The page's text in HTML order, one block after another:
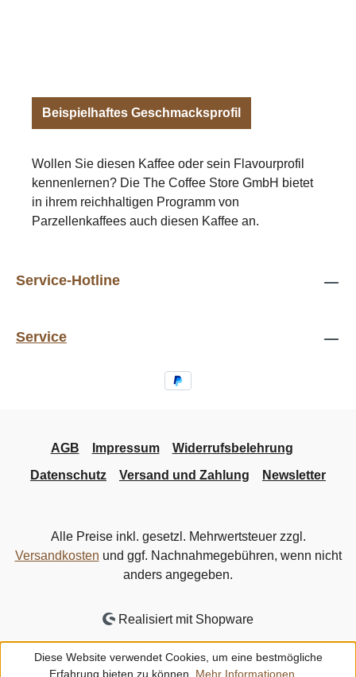
Beispielhaftes Geschmacksprofil
Wollen Sie diesen Kaffee oder sein Flavourprofil
kennenlernen? Die The Coffee Store GmbH bietet
in ihrem reichhaltigen Programm von
Parzellenkaffees auch diesen Kaffee an.
Service-Hotline
Service
AGB Impressum
Widerrufsbelehrung
Datenschutz
Versand und Zahlung Newsletter
Alle Preise inkl. gesetzl. Mehrwertsteuer zzgl.
Versandkosten und ggf. Nachnahmegebühren, wenn nicht
anders angegeben.
Realisiert mit Shopware
Diese Website verwendet Cookies, um eine bestmögliche
Erfahrung bieten zu können. Mehr Informationen ...